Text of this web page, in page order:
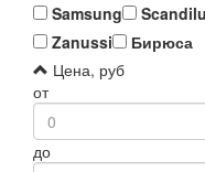
Samsung
Zanussi
Бирюса
Цена, руб
от
до